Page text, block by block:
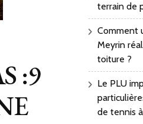
:9
terrain de
Comment
Meyrin
toiture ?
Le PLU
de tennis